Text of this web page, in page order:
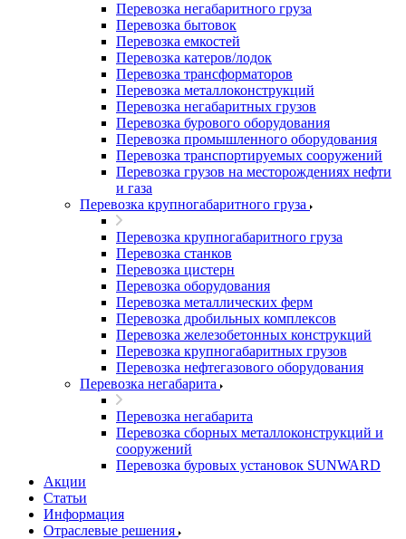
Перевозка негабаритного груза
Перевозка бытовок
Перевозка емкостей
Перевозка катеров/лодок
Перевозка трансформаторов
Перевозка металлоконструкций
Перевозка негабаритных грузов
Перевозка бурового оборудования
Перевозка промышленного оборудования
Перевозка транспортируемых сооружений
Перевозка грузов на месторождениях нефти
и газа
Перевозка крупногабаритного груза
Перевозка крупногабаритного груза
Перевозка станков
Перевозка цистерн
Перевозка оборудования
Перевозка металлических ферм
Перевозка дробильных комплексов
Перевозка железобетонных конструкций
Перевозка крупногабаритных грузов
Перевозка нефтегазового оборудования
Перевозка негабарита
Перевозка негабарита
Перевозка сборных металлоконструкций и
сооружений
Перевозка буровых установок SUNWARD
Акции
Статьи
Информация
Отраслевые решения